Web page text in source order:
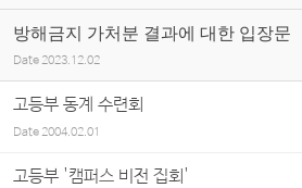
방해금지 가처분 결과에 대한 입장문
Date 2023.12.02
고등부 동계 수련회
Date2004.02.01
고등부 '캠퍼스 비전 집회'